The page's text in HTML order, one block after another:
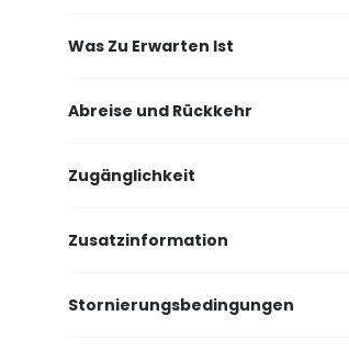
Was Zu Erwarten Ist
Abreise und Rückkehr
Zugänglichkeit
Zusatzinformation
Stornierungsbedingungen